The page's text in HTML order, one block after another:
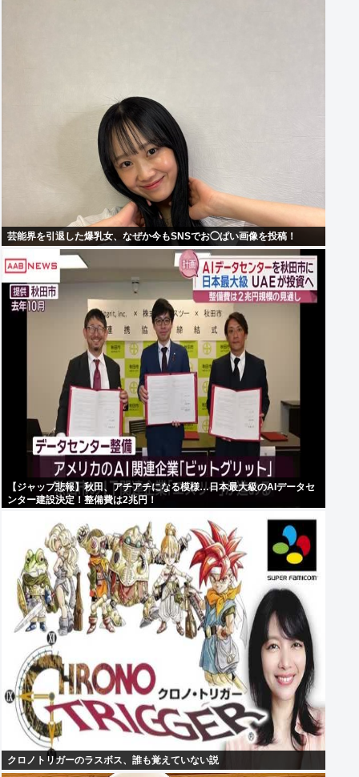
芸能界を引退した爆乳女、なぜか今もSNSでお◯ぱい画像を投稿！
【ジャップ悲報】秋田、アチアチになる模様…日本最大級のAIデータセ
ンター建設決定！整備費は2兆円！
クロノトリガーのラスボス、誰も覚えていない説